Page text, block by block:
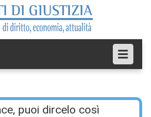
puoi dircelo così